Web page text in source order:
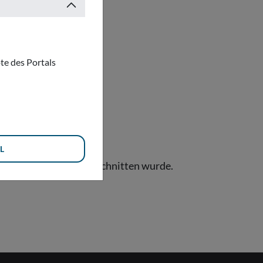
Leerzeichen abgeschnitten wurde.
des Portals